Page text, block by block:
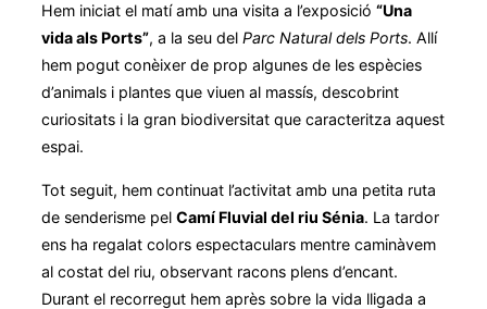
Hem iniciat el matí amb una visita a l’exposició “Una
vida als Ports”, a la seu del Parc Natural dels Ports. Allí
hem pogut conèixer de prop algunes de les espècies
d’animals i plantes que viuen al massís, descobrint
curiositats i la gran biodiversitat que caracteritza aquest
espai.
Tot seguit, hem continuat l’activitat amb una petita ruta
de senderisme pel Camí Fluvial del riu Sénia. La tardor
ens ha regalat colors espectaculars mentre caminàvem
al costat del riu, observant racons plens d’encant.
Durant el recorregut hem après sobre la vida lligada a